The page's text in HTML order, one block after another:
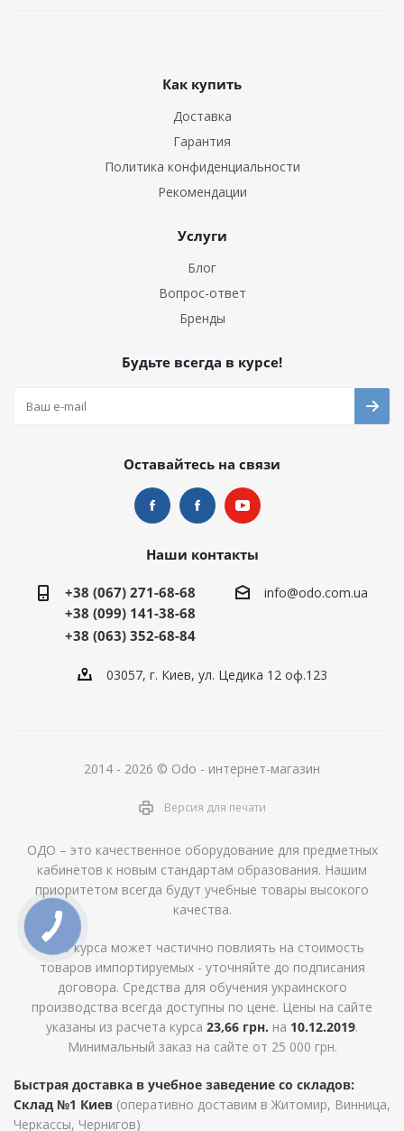
Как купить
Доставка
Гарантия
Политика конфиденциальности
Рекомендации
Услуги
Блог
Вопрос-ответ
Бренды
Будьте всегда в курсе!
Оставайтесь на связи
Наши контакты
+38 (067) 271-68-68
+38 (099) 141-38-68
+38 (063) 352-68-84
info@odo.com.ua
03057, г. Киев, ул. Цедика 12 оф.123
2014 - 2026 © Odo - интернет-магазин
Версия для печати
ОДО – это качественное оборудование для предметных
кабинетов к новым стандартам образования. Нашим
приоритетом всегда будут учебные товары высокого
качества.
Рост курса может частично повлиять на стоимость
товаров импортируемых - уточняйте до подписания
договора. Средства для обучения украинского
производства всегда доступны по цене. Цены на сайте
указаны из расчета курса 23,66 грн. на 10.12.2019.
Минимальный заказ на сайте от 25 000 грн.
Быстрая доставка в учебное заведение со складов:
Склад №1 Киев (оперативно доставим в Житомир, Винница,
Черкассы, Чернигов)